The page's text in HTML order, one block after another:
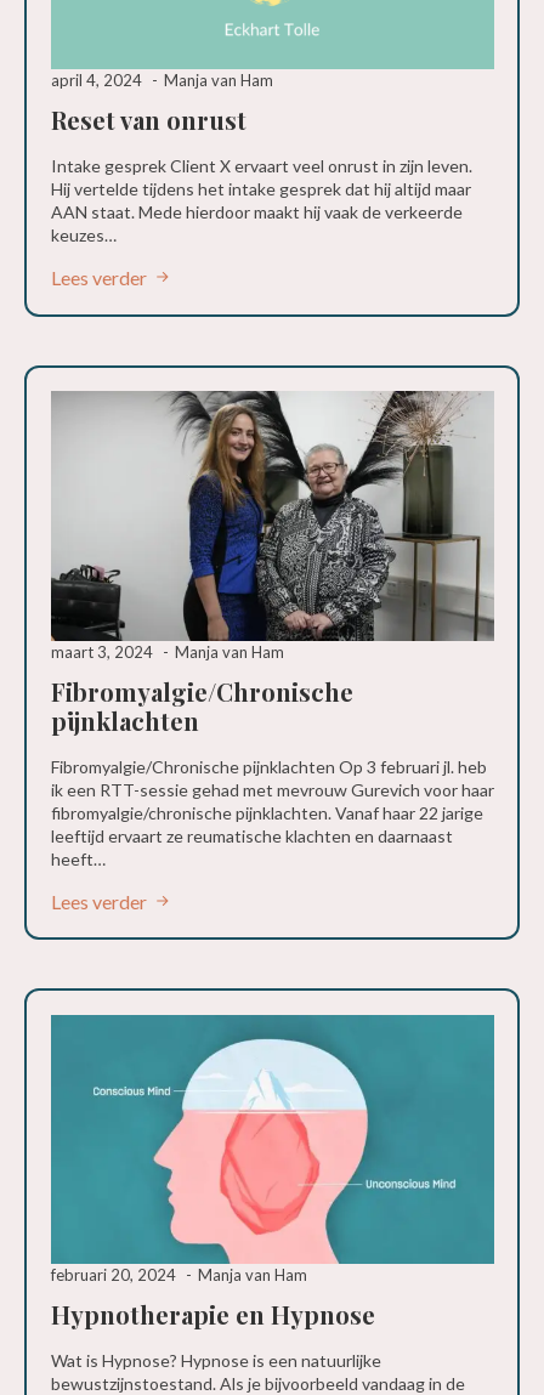
Reset van onrust
april 4, 2024 Manja van Ham
Intake gesprek Client X ervaart veel onrust in zijn leven.
Hij vertelde tijdens het intake gesprek dat hij altijd maar
AAN staat. Mede hierdoor maakt hij vaak de verkeerde
keuzes…
Lees verder
Fibromyalgie/Chronische
pijnklachten
maart 3, 2024 Manja van Ham
Fibromyalgie/Chronische pijnklachten Op 3 februari jl. heb
ik een RTT-sessie gehad met mevrouw Gurevich voor haar
fibromyalgie/chronische pijnklachten. Vanaf haar 22 jarige
leeftijd ervaart ze reumatische klachten en daarnaast
heeft…
Lees verder
Hypnotherapie en Hypnose
februari 20, 2024 Manja van Ham
Wat is Hypnose? Hypnose is een natuurlijke
bewustzijnstoestand. Als je bijvoorbeeld vandaag in de